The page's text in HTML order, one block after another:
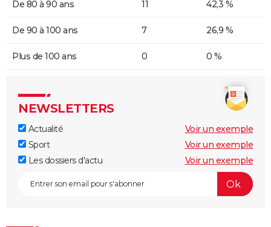
De 80 à 90 ans 11 42,3 %
De 90 à 100 ans 7 26,9 %
Plus de 100 ans 0 0 %
NEWSLETTERS
Actualité
Voir un exemple
Sport
Voir un exemple
Les dossiers d'actu
Voir un exemple